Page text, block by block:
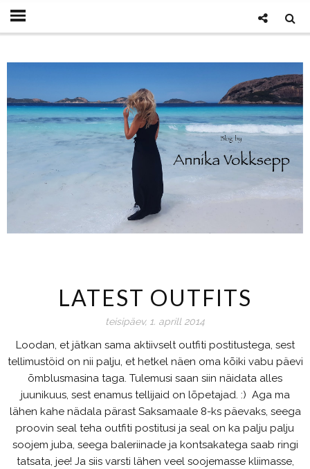
LATEST OUTFITS
teisipäev, 1. aprill 2014
Loodan, et jätkan sama aktiivselt outfiti postitustega, sest
tellimustöid on nii palju, et hetkel näen oma kõiki vabu päevi
õmblusmasina taga. Tulemusi saan siin näidata alles
juunikuus, sest enamus tellijaid on lõpetajad. :) Aga ma
lähen kahe nädala pärast Saksamaale 8-ks päevaks, seega
proovin seal teha outfiti postitusi ja seal on ka palju palju
soojem juba, seega baleriinade ja kontsakatega saab ringi
tatsata, jee! Ja siis varsti lähen veel soojemasse kliimasse,